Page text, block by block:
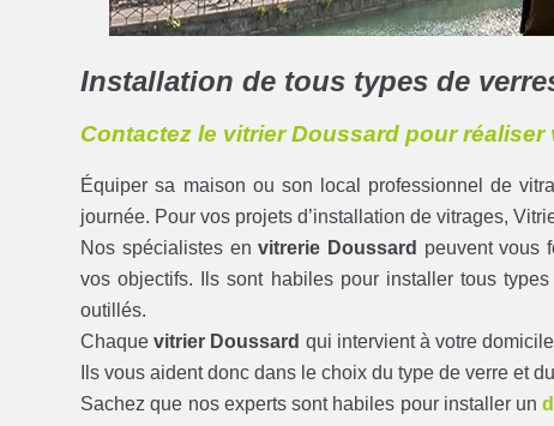
Installation de tous types de
Contactez le vitrier Doussard pour
Équiper sa maison ou son local professionnel de
journée. Pour vos projets d’installation de vitrages,
Nos spécialistes envitrerie Doussard peuvent vous
vos objectifs. Ils sont habiles pour installer tous
outillés.
Chaquevitrier Doussard qui intervient à votre
Ils vous aident donc dans le choix du type de verre et
Sachez que nos experts sont habiles pour installer un